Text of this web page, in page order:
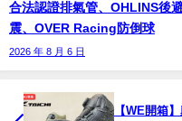
合法認證排氣管、OHLINS後
震、OVER Racing防倒球
2026 年 8 月 6 日
【WE開箱